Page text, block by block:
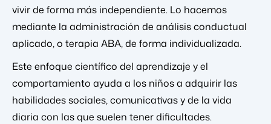
vivir de forma más independiente. Lo hacemos
mediante la administración de análisis conductual
aplicado, o terapia ABA, de forma individualizada.
Este enfoque científico del aprendizaje y el
comportamiento ayuda a los niños a adquirir las
habilidades sociales, comunicativas y de la vida
diaria con las que suelen tener dificultades.